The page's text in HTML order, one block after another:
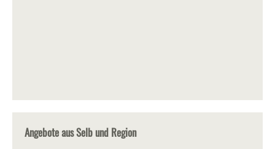
Angebote aus Selb und Region